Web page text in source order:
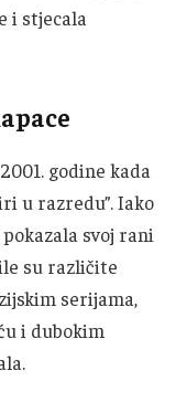
i stjecala
godine kada
u razredu”. Iako
svoj rani
su različite
serijama,
i dubokim